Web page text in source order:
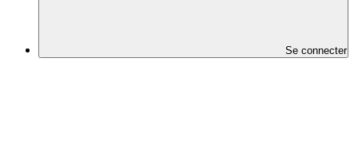
Se connecter